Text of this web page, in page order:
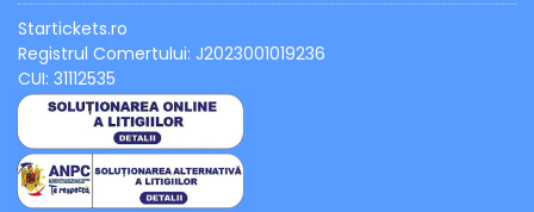
Startickets.ro
Registrul Comertului: J2023001019236
CUI: 31112535